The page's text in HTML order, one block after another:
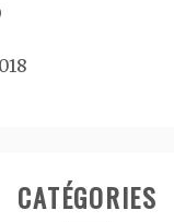
CATÉGORIES